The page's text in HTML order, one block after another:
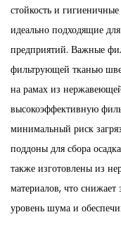
стойкость и
идеально подходящие
предприятий. Важные
фильтрующей тканью
на рамах из
высокоэффективную
минимальный риск
поддоны для сбора
также изготовлены из
материалов, что снижает
уровень шума и